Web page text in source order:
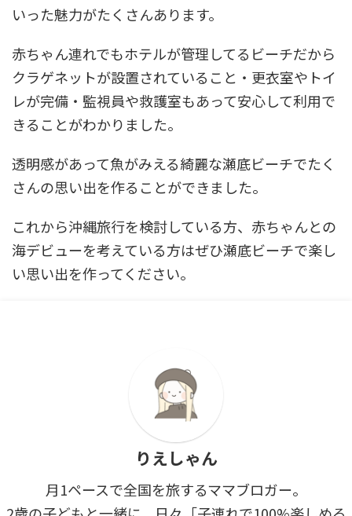
いった魅力がたくさんあります。
赤ちゃん連れでもホテルが管理してるビーチだから
クラゲネットが設置されていること・更衣室やトイ
レが完備・監視員や救護室もあって安心して利用で
きることがわかりました。
透明感があって魚がみえる綺麗な瀬底ビーチでたく
さんの思い出を作ることができました。
これから沖縄旅行を検討している方、赤ちゃんとの
海デビューを考えている方はぜひ瀬底ビーチで楽し
い思い出を作ってください。
りえしゃん
月1ペースで全国を旅するママブロガー。